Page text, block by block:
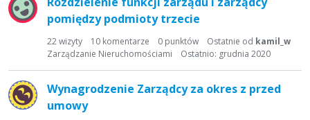
pomiędzy podmioty trzecie
22wizyty 10 komentarze 0 punktów Ostatnie od kamil_w
Ostatnio: grudnia 2020
Zarządzanie Nieruchomościami
Wynagrodzenie Zarządcy za okres z przed
umowy